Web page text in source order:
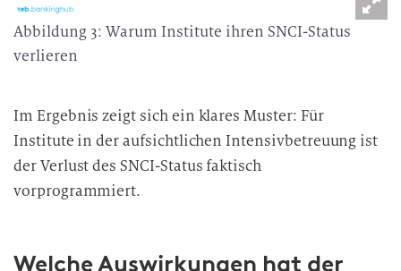
Abbildung 3: Warum Institute ihren SNCI-Status
verlieren
Im Ergebnis zeigt sich ein klares Muster: Für
Institute in der aufsichtlichen Intensivbetreuung ist
der Verlust des SNCI-Status faktisch
vorprogrammiert.
Welche Auswirkungen hat der